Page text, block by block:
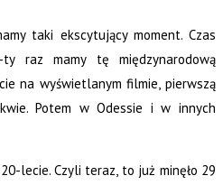
taki ekscytujący moment. Czas
raz mamy tę międzynarodową
na wyświetlanym filmie, pierwszą
Potem w Odessie i w innych
lecie. Czyli teraz, to już minęło 29